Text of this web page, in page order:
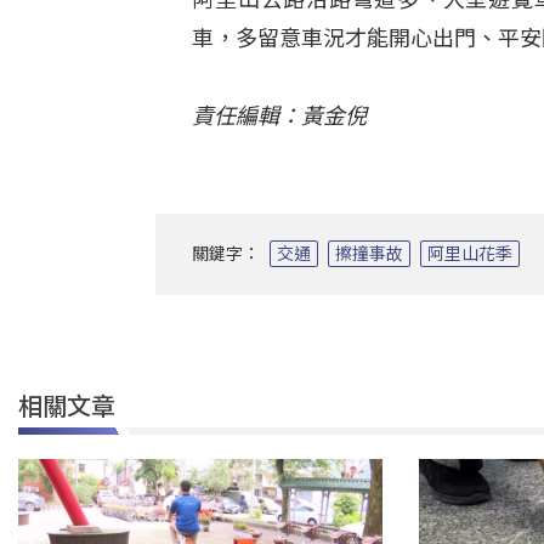
車，多留意車況才能開心出門、平
責任編輯：黃金倪
關鍵字： 交通 擦撞事故 阿里山花季
相關文章